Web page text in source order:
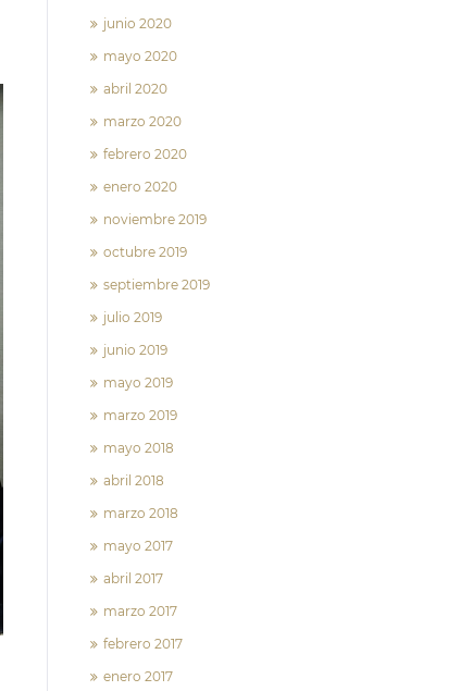
junio 2020
mayo 2020
abril 2020
marzo 2020
febrero 2020
enero 2020
noviembre 2019
octubre 2019
septiembre 2019
julio 2019
junio 2019
mayo 2019
marzo 2019
mayo 2018
abril 2018
marzo 2018
mayo 2017
abril 2017
marzo 2017
febrero 2017
enero 2017